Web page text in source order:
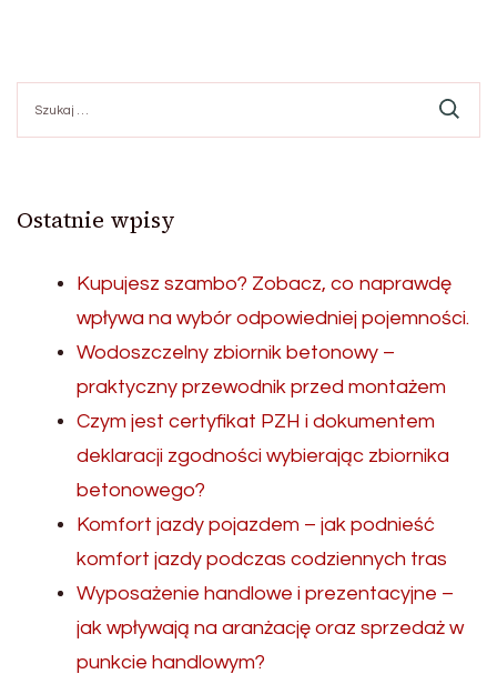
Ostatnie wpisy
Kupujesz szambo? Zobacz, co naprawdę
wpływa na wybór odpowiedniej pojemności.
Wodoszczelny zbiornik betonowy –
praktyczny przewodnik przed montażem
Czym jest certyfikat PZH i dokumentem
deklaracji zgodności wybierając zbiornika
betonowego?
Komfort jazdy pojazdem – jak podnieść
komfort jazdy podczas codziennych tras
Wyposażenie handlowe i prezentacyjne –
jak wpływają na aranżację oraz sprzedaż w
punkcie handlowym?